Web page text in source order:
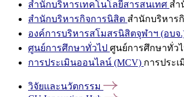
สำนักบริหารเทคโนโลยีสารสนเทศ สำ
สำนักบริหารกิจการนิสิต สำนักบริหาร
องค์การบริหารสโมสรนิสิตจุฬาฯ (อบจ
ศูนย์การศึกษาทั่วไป ศูนย์การศึกษาทั่ว
การประเมินออนไลน์ (MCV) การประ
วิจัยและนวัตกรรม